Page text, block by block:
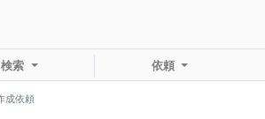
検索 依頼
成依頼